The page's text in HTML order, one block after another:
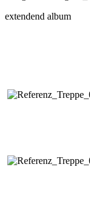
extendend album